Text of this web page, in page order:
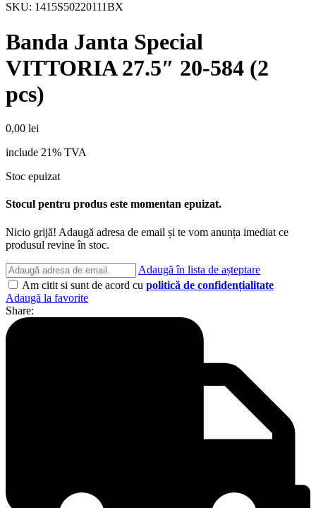
SKU: 1415S50220111BX
Banda Janta Special
VITTORIA 27.5″ 20-584 (2
pcs)
0,00 lei
include 21% TVA
Stoc epuizat
Stocul pentru produs este momentan epuizat.
Nicio grijă! Adaugă adresa de email și te vom anunța imediat ce
produsul revine în stoc.
Adaugă în lista de așteptare
Am citit si sunt de acord cu politică de confidențialitate
Adaugă la favorite
Share: